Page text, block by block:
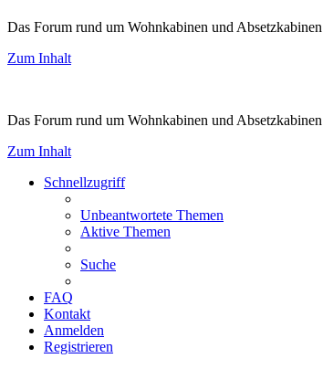
Das Forum rund um Wohnkabinen und Absetzkabinen
Zum Inhalt
Das Forum rund um Wohnkabinen und Absetzkabinen
Zum Inhalt
Schnellzugriff
Unbeantwortete Themen
Aktive Themen
Suche
FAQ
Kontakt
Anmelden
Registrieren